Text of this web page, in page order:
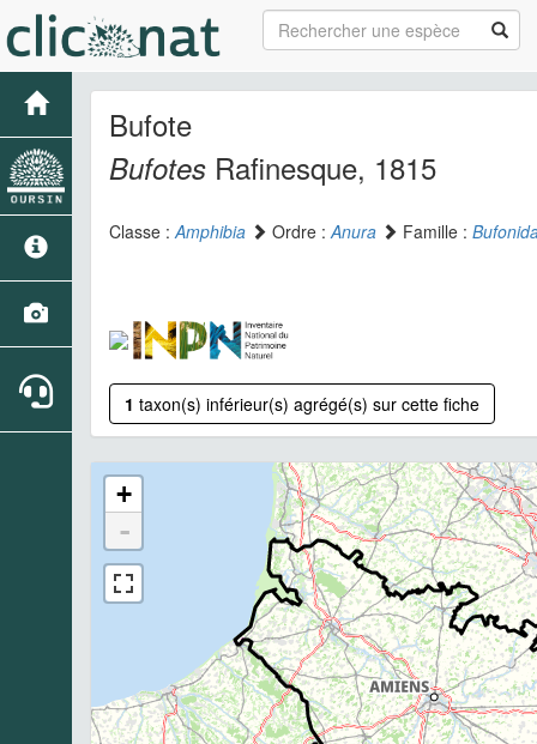
Bufote
Bufotes Rafinesque, 1815
Classe :Amphibia Ordre :Anura Famille :
1 taxon(s) inférieur(s) agrégé(s) sur cette fiche
+
-